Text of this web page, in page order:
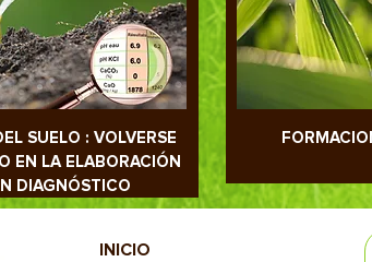
SUELO : VOLVERSE
EN LA ELABORACIÓN
DIAGNÓSTICO
INICIO